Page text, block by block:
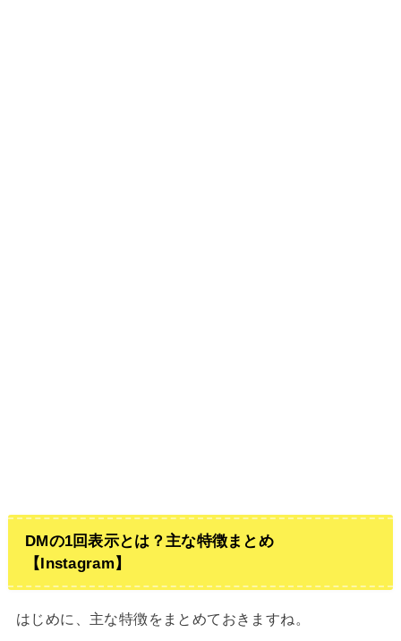
DMの1回表示とは？主な特徴まとめ
【Instagram】
はじめに、主な特徴をまとめておきますね。